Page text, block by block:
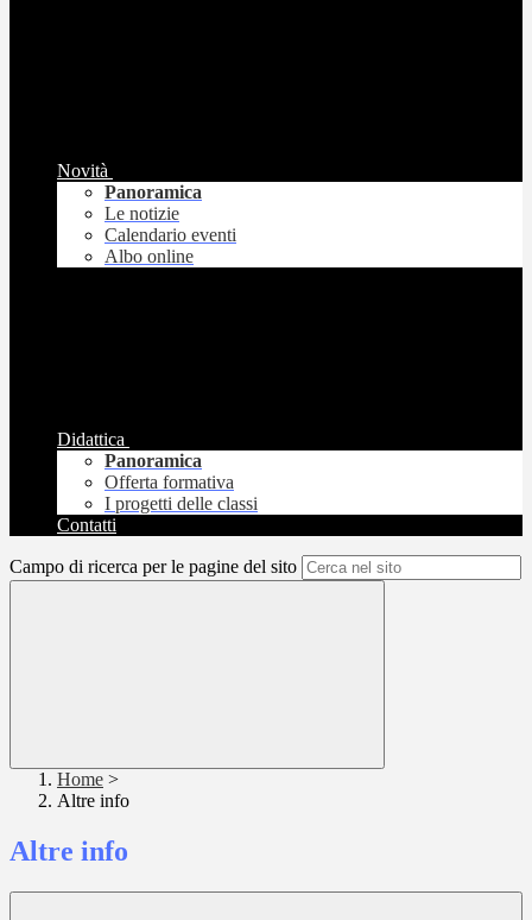
Novità
Panoramica
Le notizie
Calendario eventi
Albo online
Didattica
Panoramica
Offerta formativa
I progetti delle classi
Contatti
Campo di ricerca per le pagine del sito
Home >
Altre info
Altre info